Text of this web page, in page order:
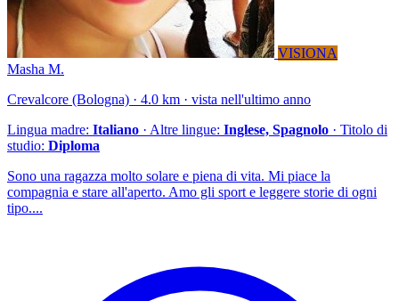
VISIONA
Masha M.
Crevalcore (Bologna) · 4.0 km · vista nell'ultimo anno
Lingua madre: Italiano · Altre lingue: Inglese, Spagnolo · Titolo di
studio: Diploma
Sono una ragazza molto solare e piena di vita. Mi piace la
compagnia e stare all'aperto. Amo gli sport e leggere storie di ogni
tipo....